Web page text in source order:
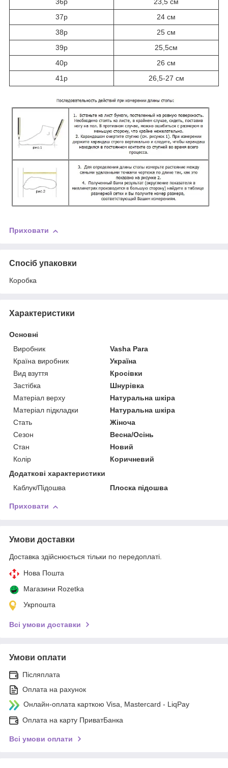
36р
23,5 см
37р
24 см
38р
25 см
39р
25,5см
40р
26 см
41р
26,5-27 см
Приховати
Спосіб упаковки
Коробка
Характеристики
Основні
Виробник
Vasha Para
Країна виробник
Україна
Вид взуття
Кросівки
Застібка
Шнурівка
Матеріал верху
Натуральна шкіра
Матеріал підкладки
Натуральна шкіра
Стать
Жіноча
Сезон
Весна/Осінь
Стан
Новий
Колір
Коричневий
Додаткові характеристики
Каблук/Підошва
Плоска підошва
Приховати
Умови доставки
Доставка здійснюється тільки по передоплаті.
Нова Пошта
Магазини Rozetka
Укрпошта
Всі умови доставки
Умови оплати
Післяплата
Оплата на рахунок
Онлайн-оплата карткою Visa, Mastercard - LiqPay
Оплата на карту ПриватБанка
Всі умови оплати